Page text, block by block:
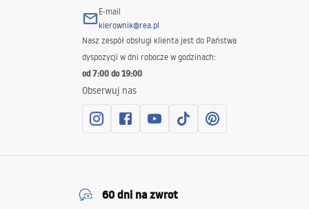
E-mail
kierownik@rea.pl
Nasz zespół obsługi klienta jest do Państwa
dyspozycji w dni robocze w godzinach:
od 7:00 do 19:00
Obserwuj nas
60 dni na zwrot